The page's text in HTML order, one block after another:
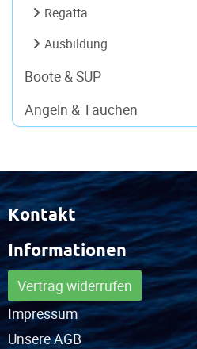
Regatta
Ausbildung
Boote & SUP
Angeln & Tauchen
Kontakt
Informationen
Vertrag widerrufen
Impressum
Unsere AGB